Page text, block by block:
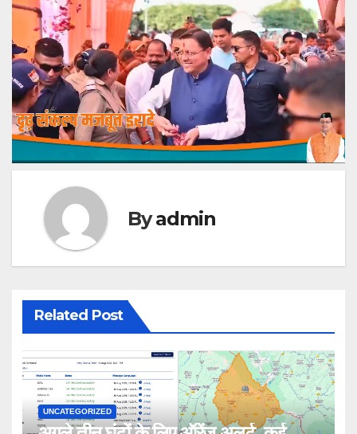
Byadmin
Related Post
UNCATEGORIZED